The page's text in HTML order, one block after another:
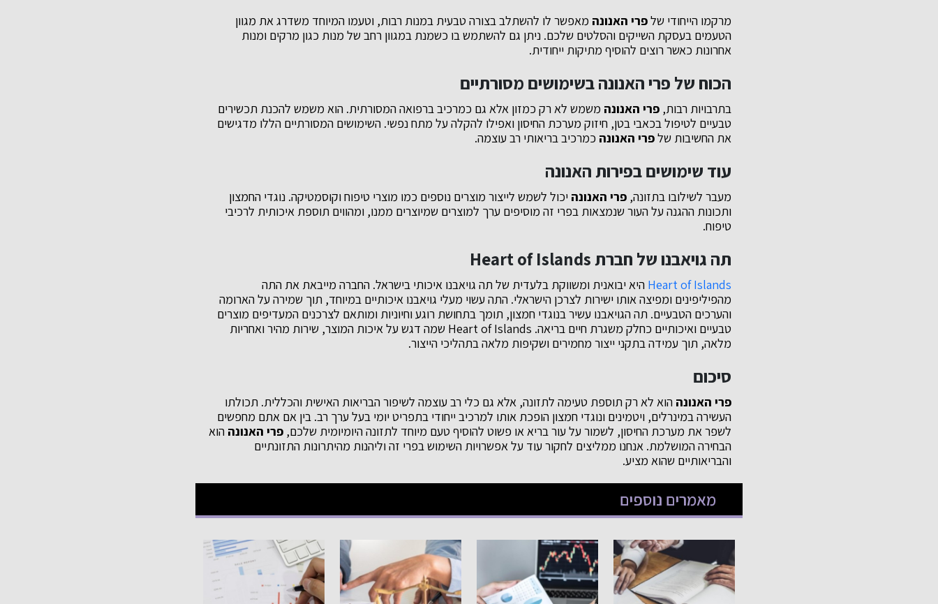
מרקמו הייחודי שלפרי האנונה מאפשר לו להשתלב בצורה טבעית במנות רבות, וטעמו המיוחד משדרג את מגוון
הטעמים בעסקת השייקים והסלטים שלכם. ניתן גם להשתמש בו כשמנת במגוון רחב של מנות כגון מרקים ומנות
אחרונות כאשר רוצים להוסיף מתיקות ייחודית.
הכוח של פרי האנונה בשימושים מסורתיים
בתרבויות רבות,פרי האנונה משמש לא רק כמזון אלא גם כמרכיב ברפואה המסורתית. הוא משמש להכנת תכשירים
טבעיים לטיפול בכאבי בטן, חיזוק מערכת החיסון ואפילו להקלה על מתח נפשי. השימושים המסורתיים הללו מדגישים
את החשיבות שלפרי האנונה כמרכיב בריאותי רב עוצמה.
עוד שימושים בפירות האנונה
מעבר לשילובו בתזונה,פרי האנונה יכול לשמש לייצור מוצרים נוספים כמו מוצרי טיפוח וקוסמטיקה. נוגדי החמצון
ותכונות ההגנה על העור שנמצאות בפרי זה מוסיפים ערך למוצרים שמיוצרים ממנו, ומהווים תוספת איכותית לרכיבי
טיפוח.
תה גויאבנו של חברת Heart of Islands
Heart of Islands היא יבואנית ומשווקת בלעדית של תה גויאבנו איכותי בישראל. החברה מייבאת את התה
מהפיליפינים ומפיצה אותו ישירות לצרכן הישראלי. התה עשוי מעלי גויאבנו איכותיים במיוחד, תוך שמירה על הארומה
והערכים הטבעיים. תה הגויאבנו עשיר בנוגדי חמצון, תומך בתחושת רוגע וחיוניות ומותאם לצרכנים המעדיפים מוצרים
טבעיים ואיכותיים כחלק משגרת חיים בריאה. Heart of Islands שמה דגש על איכות המוצר, שירות מהיר ואחריות
מלאה, תוך עמידה בתקני ייצור מחמירים ושקיפות מלאה בתהליכי הייצור.
סיכום
פרי האנונה הוא לא רק תוספת טעימה לתזונה, אלא גם כלי רב עוצמה לשיפור הבריאות האישית והכללית. תכולתו
העשירה במינרלים, ויטמינים ונוגדי חמצון הופכת אותו למרכיב ייחודי בתפריט יומי בעל ערך רב. בין אם אתם מחפשים
לשפר את מערכת החיסון, לשמור על עור בריא או פשוט להוסיף טעם מיוחד לתזונה היומיומית שלכם,פרי האנונה הוא
הבחירה המושלמת. אנחנו ממליצים לחקור עוד על אפשרויות השימוש בפרי זה וליהנות מהיתרונות התזונתיים
והבריאותיים שהוא מציע.
מאמרים נוספים